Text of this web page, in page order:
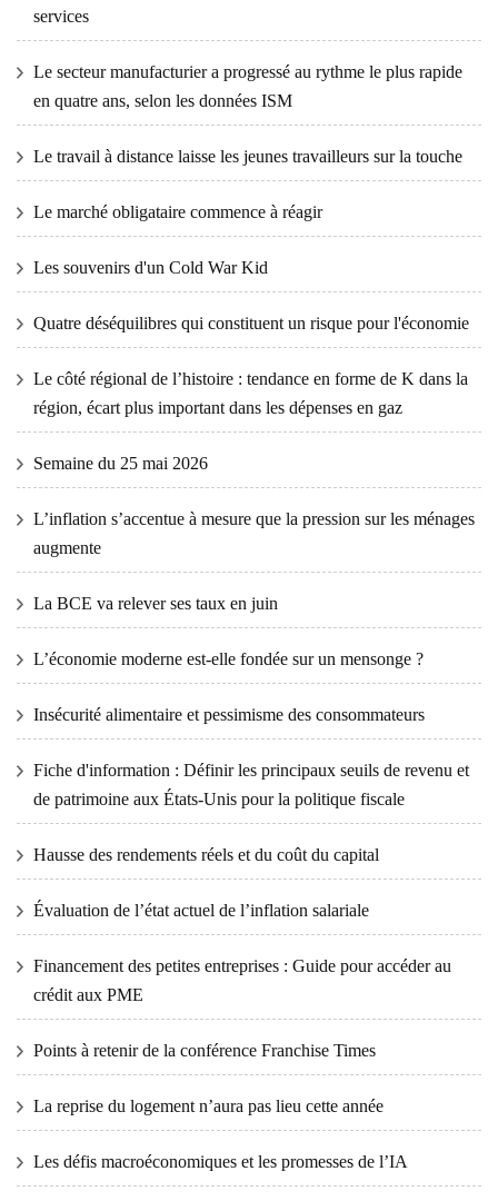
services
Le secteur manufacturier a progressé au rythme le plus rapide
en quatre ans, selon les données ISM
Le travail à distance laisse les jeunes travailleurs sur la touche
Le marché obligataire commence à réagir
Les souvenirs d'un Cold War Kid
Quatre déséquilibres qui constituent un risque pour l'économie
Le côté régional de l’histoire : tendance en forme de K dans la
région, écart plus important dans les dépenses en gaz
Semaine du 25 mai 2026
L’inflation s’accentue à mesure que la pression sur les ménages
augmente
La BCE va relever ses taux en juin
L’économie moderne est-elle fondée sur un mensonge ?
Insécurité alimentaire et pessimisme des consommateurs
Fiche d'information : Définir les principaux seuils de revenu et
de patrimoine aux États-Unis pour la politique fiscale
Hausse des rendements réels et du coût du capital
Évaluation de l’état actuel de l’inflation salariale
Financement des petites entreprises : Guide pour accéder au
crédit aux PME
Points à retenir de la conférence Franchise Times
La reprise du logement n’aura pas lieu cette année
Les défis macroéconomiques et les promesses de l’IA